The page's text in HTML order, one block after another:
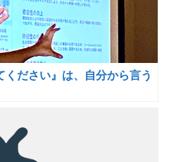
ください』は、自分から言う